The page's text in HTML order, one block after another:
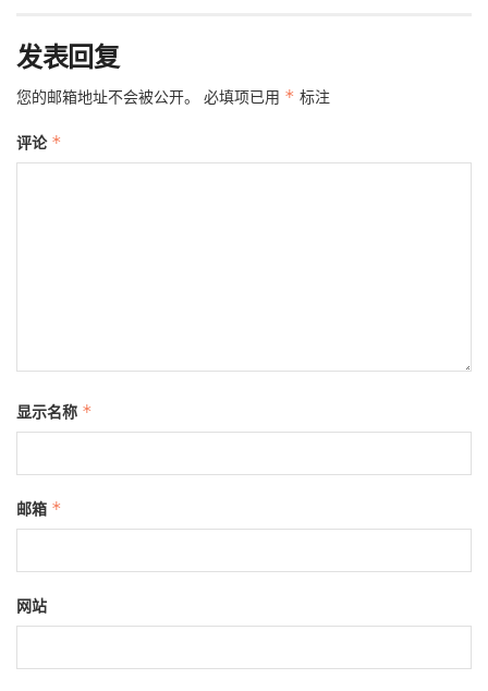
发表回复
您的邮箱地址不会被公开。 必填项已用 * 标注
评论 *
显示名称 *
邮箱 *
网站